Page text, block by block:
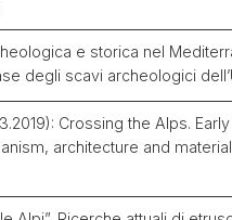
e storica nel
degli scavi archeologici
Crossing the Alps.
architecture and